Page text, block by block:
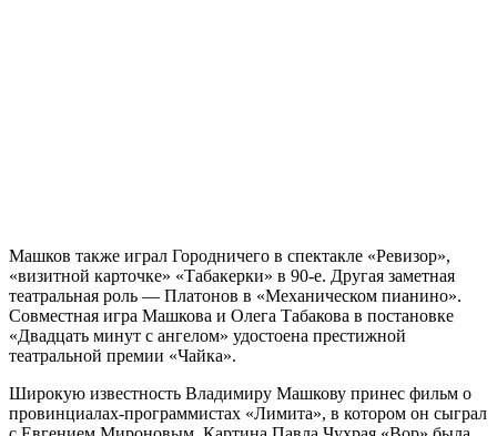
Машков также играл Городничего в спектакле «Ревизор»,
«визитной карточке» «Табакерки» в 90-е. Другая заметная
театральная роль — Платонов в «Механическом пианино».
Совместная игра Машкова и Олега Табакова в постановке
«Двадцать минут с ангелом» удостоена престижной
театральной премии «Чайка».
Широкую известность Владимиру Машкову принес фильм о
провинциалах-программистах «Лимита», в котором он сыграл